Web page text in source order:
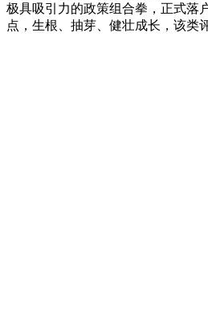
极具吸引力的政策组合拳，正式落
点，生根、抽芽、健壮成长，该类